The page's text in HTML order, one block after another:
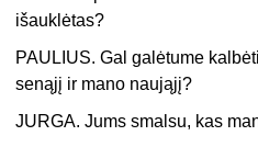
išauklėtas?
PAULIUS. Gal galėtume
senąjį ir mano naująjį?
JURGA. Jums smalsu, kas